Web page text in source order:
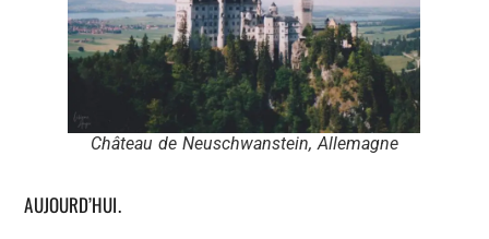
Château de Neuschwanstein, Allemagne
AUJOURD’HUI.